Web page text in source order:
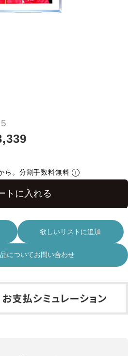
ら。分割手数料無料
トに入れる
欲しいリストに追加
についてお問い合わせ